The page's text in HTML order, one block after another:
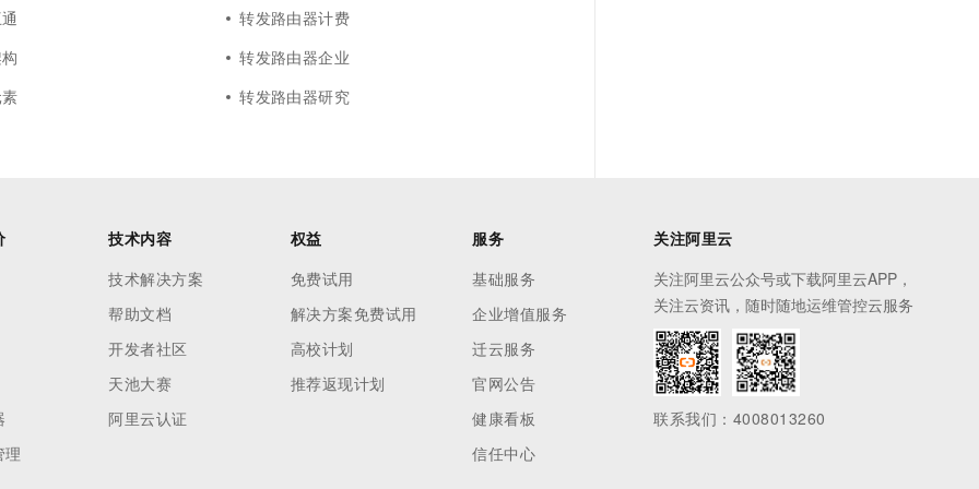
转发路由器计费
转发路由器企业
转发路由器研究
理
技术内容
技术解决方案
帮助文档
开发者社区
天池大赛
阿里云认证
权益
免费试用
解决方案免费试用
高校计划
推荐返现计划
服务
基础服务
企业增值服务
迁云服务
官网公告
健康看板
信任中心
关注阿里云
关注阿里云公众号或下载阿里云APP，
关注云资讯，随时随地运维管控云服务
联系我们：4008013260